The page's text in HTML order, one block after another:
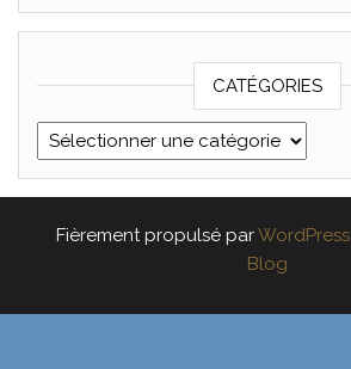
CATÉGORIES
Catégories
Fièrement propulsé parWordPress
Blog